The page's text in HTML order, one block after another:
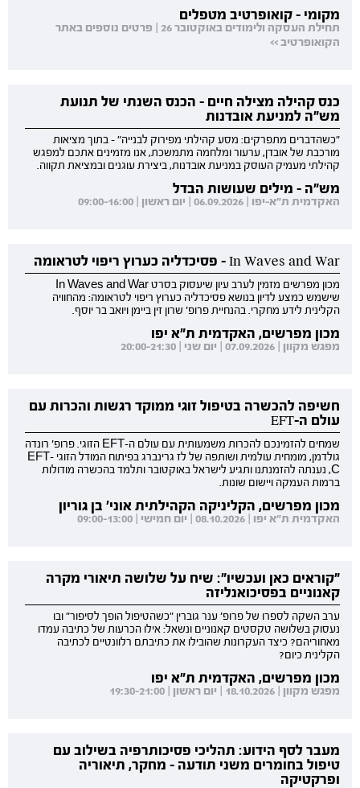
מקומי - קואופרטיב מטפלים
תחילת העסקה ולימודים באוקטובר 26 | פרטים נוספים באתר
הקואופרטיב >>
כנס קהילה מצילה חיים - הכנס השנתי של תנועת
מש"ה למניעת אובדנות
"כשהדברים מתפרקים: מסע קהילתי מפירוק לבנייה" - בתוך מציאות
מורכבת של אובדן, ערעור ומלחמה מתמשכת, אנו מזמינים אתכם למפגש
קהילתי מעמיק העוסק במניעת אובדנות, ביצירת עוגנים ובמציאת תקווה.
מש"ה - מילים שעושות הבדל
האקדמית ת"א-יפו | 06.09.2026 | יום ראשון | 09:00-16:00
In Waves and War - פסיכדליה כערוץ ריפוי לטראומה
מכון מפרשים מזמין לערב עיון שיעסוק בסרט In Waves and War
שישמש כמצע לדיון בנושא פסיכדליה כערוץ ריפוי לטראומה: מהחוויה
הקלינית לידע מחקרי. בהנחיית פרופ' שרון זין ביימן ויואב בר יוסף.
מכון מפרשים, האקדמית ת"א יפו
מפגש מקוון | 07.09.2026 | יום שני | 20:00-21:30
חשיפה להכשרה בטיפול זוגי ממוקד רגשות והכרות עם
עולם ה-EFT
שמחים להזמינכם להכרות משמעותית עם עולם ה-EFT הזוגי. פרופ' רונדה
גולדמן, מומחית עולמית ושותפה של לז גרינברג בפיתוח המודל הזוגי EFT-
C, נענתה להזמנתנו ותגיע לישראל באוקטובר ותלמד בהכשרה מודולות
ברמות העמקה ויישום שונות.
מכון מפרשים, הקליניקה הקהילתית אוני' בן גוריון
האקדמית ת"א יפו | 08.10.2026 | יום חמישי | 09:00-13:00
"קוראים כאן ועכשיו": שיח על שלושה תיאורי מקרה
קאנוניים בפסיכואנליזה
ערב השקה לספרו של פרופ' ענר גוברין "כשהטיפול הופך לסיפור" ובו
נעסוק בשלושה טקסטים קאנוניים ונשאל: אילו הכרעות של כתיבה עמדו
מאחוריהם? כיצד העקרונות שהובילו את כתיבתם רלוונטיים לכתיבה
הקלינית כיום?
מכון מפרשים, האקדמית ת"א יפו
מפגש מקוון | 18.10.2026 | יום ראשון | 19:30-21:00
מעבר לסף הידוע: תהליכי פסיכותרפיה בשילוב עם
טיפול בחומרים משני תודעה - מחקר, תיאוריה
ופרקטיקה